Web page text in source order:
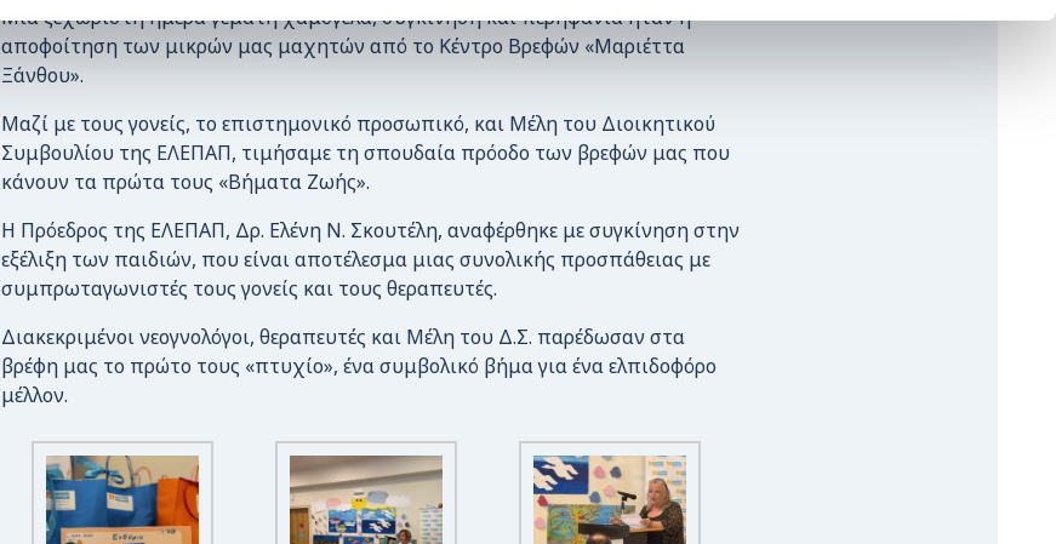
Μια ξεχωριστή ημέρα γεμάτη χαμόγελα, συγκίνηση και περηφάνια ήταν η
αποφοίτηση των μικρών μας μαχητών από το Κέντρο Βρεφών «Μαριέττα
Ξάνθου».
Μαζί με τους γονείς, το επιστημονικό προσωπικό, και Μέλη του Διοικητικού
Συμβουλίου της ΕΛΕΠΑΠ, τιμήσαμε τη σπουδαία πρόοδο των βρεφών μας που
κάνουν τα πρώτα τους «Βήματα Ζωής».
Η Πρόεδρος της ΕΛΕΠΑΠ, Δρ. Ελένη Ν. Σκουτέλη, αναφέρθηκε με συγκίνηση στην
εξέλιξη των παιδιών, που είναι αποτέλεσμα μιας συνολικής προσπάθειας με
συμπρωταγωνιστές τους γονείς και τους θεραπευτές.
Διακεκριμένοι νεογνολόγοι, θεραπευτές και Μέλη του Δ.Σ. παρέδωσαν στα
βρέφη μας το πρώτο τους «πτυχίο», ένα συμβολικό βήμα για ένα ελπιδοφόρο
μέλλον.